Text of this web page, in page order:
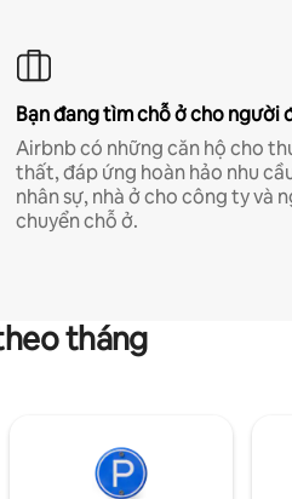
Bạn đang tìm chỗ ở cho người
Airbnb có những căn hộ cho
thất, đáp ứng hoàn hảo nhu
nhân sự, nhà ở cho công ty và
chuyển chỗ ở.
tháng